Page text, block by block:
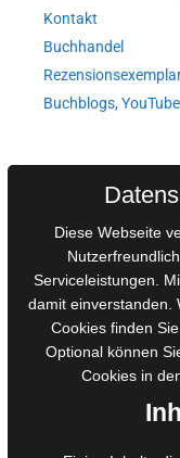
Kontakt
Buchhandel
Buchblogs,
AGB für
Online-Artikel
Manuskripte
Ausschreibungen
Belegexemplare
Diese Webseite
Serviceleistungen.
damit einverstanden.
Cookies finden
Optional können
Cookies in